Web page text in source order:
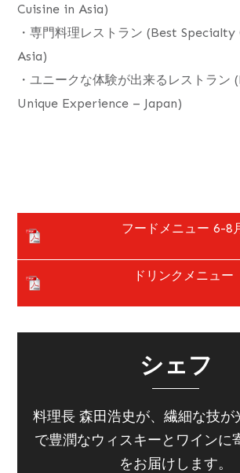
Cuisine in Asia)
・専門料理レストラン (Best
Asia)
・ユニークな体験が出来るレストラン
Unique Experience – Japan)
フードメニュー 6-8
ドリンクメニュー
シェフ
料理長 森田浩史が、繊細な技が
で豊潤なウィスキーとワインに
をお届けします。